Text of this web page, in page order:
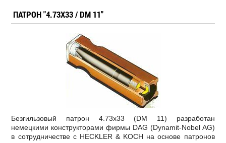
ПАТРОН "4.73X33 / DM 11"
Безгильзовый патрон 4.73x33 (DM 11) разработан
немецкими конструкторами фирмы DAG (Dynamit-Nobel AG)
в сотрудничестве с HECKLER & KOCH на основе патронов